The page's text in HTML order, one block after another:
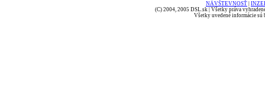
NÁVŠTEVNOSŤ
(C) 2004, 2005 DSL.sk | Všetky práva
Všetky uvedené informácie sú